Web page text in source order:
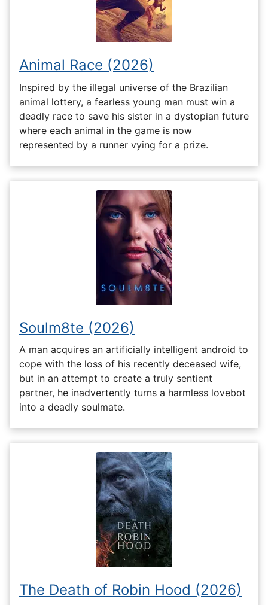
Animal Race (2026)
Inspired by the illegal universe of the Brazilian
animal lottery, a fearless young man must win a
deadly race to save his sister in a dystopian future
where each animal in the game is now
represented by a runner vying for a prize.
Soulm8te (2026)
A man acquires an artificially intelligent android to
cope with the loss of his recently deceased wife,
but in an attempt to create a truly sentient
partner, he inadvertently turns a harmless lovebot
into a deadly soulmate.
The Death of Robin Hood (2026)